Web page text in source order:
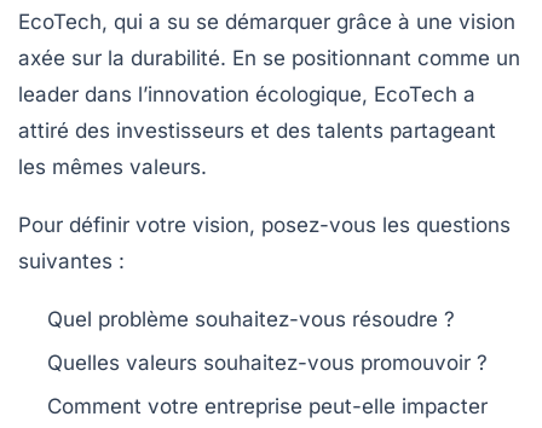
EcoTech, qui a su se démarquer grâce à une vision
axée sur la durabilité. En se positionnant comme un
leader dans l’innovation écologique, EcoTech a
attiré des investisseurs et des talents partageant
les mêmes valeurs.
Pour définir votre vision, posez-vous les questions
suivantes :
Quel problème souhaitez-vous résoudre ?
Quelles valeurs souhaitez-vous promouvoir ?
Comment votre entreprise peut-elle impacter